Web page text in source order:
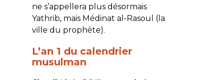
ne s’appellera plus désormais
Yathrib, mais Médinat al-Rasoul (la
ville du prophète).
L’an 1 du calendrier
musulman